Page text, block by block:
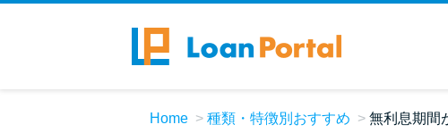
Home 種類・特徴別おすすめ 無利息期間